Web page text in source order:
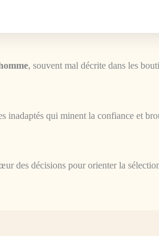
, souvent mal décrite dans les
inadaptés qui minent la confiance et
des décisions pour orienter la